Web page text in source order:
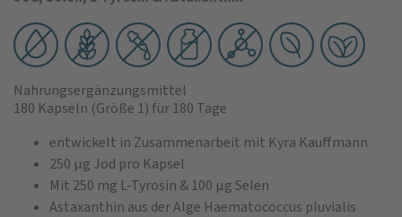
Nahrungsergänzungsmittel
180 Kapseln (Größe 1) für 180 Tage
entwickelt in Zusammenarbeit mit Kyra Kauffmann
250 μg Jod pro Kapsel
Mit 250 mg L-Tyrosin & 100 μg Selen
Astaxanthin aus der Alge Haematococcus pluvialis